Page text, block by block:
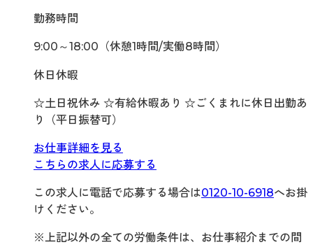
勤務時間
9:00～18:00（休憩1時間/実働8時間）
休日休暇
☆土日祝休み ☆有給休暇あり ☆ごくまれに休日出勤あ
り（平日振替可）
お仕事詳細を見る
こちらの求人に応募する
この求人に電話で応募する場合は0120-10-6918へお掛
けください。
※上記以外の全ての労働条件は、お仕事紹介までの間